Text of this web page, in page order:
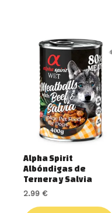
Alpha Spirit
Albóndigas de
Ternera y Salvia
2.99 €